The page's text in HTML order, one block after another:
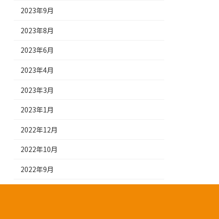
2023年9月
2023年8月
2023年6月
2023年4月
2023年3月
2023年1月
2022年12月
2022年10月
2022年9月